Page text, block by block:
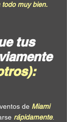
todo muy bien.
tus
de Miami
rápidamente.